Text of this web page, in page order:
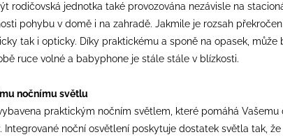
rodičovská jednotka také provozována nezávisle na
pohybu v domě i na zahradě. Jakmile je rozsah
tak i opticky. Díky praktickému a sponě na opasek,
ruce volné a babyphone je stále stále v blízkosti.
nočnímu světlu
praktickým nočním světlem, které pomáhá
noční osvětlení poskytuje dostatek světla tak,